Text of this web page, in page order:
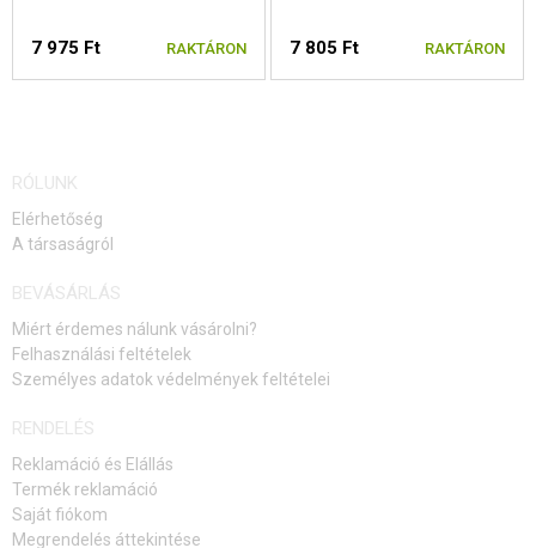
7 975 Ft RAKTÁRON 7 805 Ft RAKTÁRON
RÓLUNK
Elérhetőség
A társaságról
BEVÁSÁRLÁS
Miért érdemes nálunk vásárolni?
Felhasználási feltételek
Személyes adatok védelmények feltételei
RENDELÉS
Reklamáció és Elállás
Termék reklamáció
Saját fiókom
Megrendelés áttekintése